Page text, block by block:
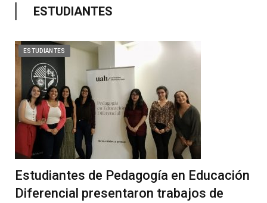
ESTUDIANTES
ESTUDIANTES
Estudiantes de Pedagogía en Educación
Diferencial presentaron trabajos de